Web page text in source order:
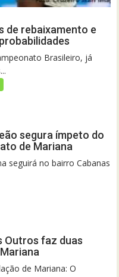
de rebaixamento e
Brasileiro, já
segura ímpeto do
de Mariana
seguirá no bairro Cabanas
Outros faz duas
de Mariana: O